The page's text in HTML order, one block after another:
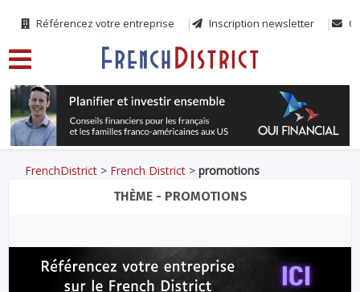
Référencez votre entreprise Inscription newsletter
FrenchDistrict > French District >promotions
THÈME - PROMOTIONS